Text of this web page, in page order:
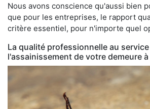
Nous avons conscience qu'aussi bien
que pour les entreprises, le rapport
critère essentiel, pour n'importe quel
La qualité professionnelle au
l'assainissement de votre demeure